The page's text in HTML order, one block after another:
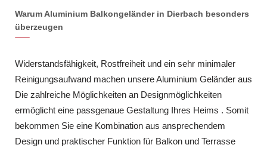
Warum Aluminium Balkongeländer in Dierbach besonders
überzeugen
Widerstandsfähigkeit, Rostfreiheit und ein sehr minimaler
Reinigungsaufwand machen unsere Aluminium Geländer aus
Die zahlreiche Möglichkeiten an Designmöglichkeiten
ermöglicht eine passgenaue Gestaltung Ihres Heims . Somit
bekommen Sie eine Kombination aus ansprechendem
Design und praktischer Funktion für Balkon und Terrasse